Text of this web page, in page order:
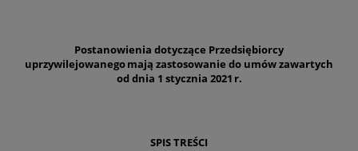
Postanowienia dotyczące Przedsiębiorcy
uprzywilejowanego mają zastosowanie do umów zawartych
od dnia 1 stycznia 2021 r.
SPIS TREŚCI